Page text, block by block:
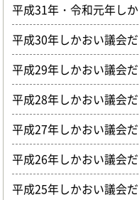
平成31年・令和元年し
平成30年しかおい議会
平成29年しかおい議会
平成28年しかおい議会
平成27年しかおい議会
平成26年しかおい議会
平成25年しかおい議会